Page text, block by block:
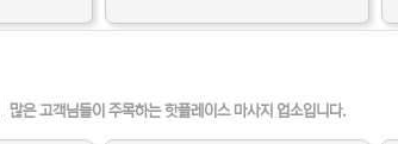
많은 고객님들이 주목하는 핫플레이스 마사지 업소입니다.